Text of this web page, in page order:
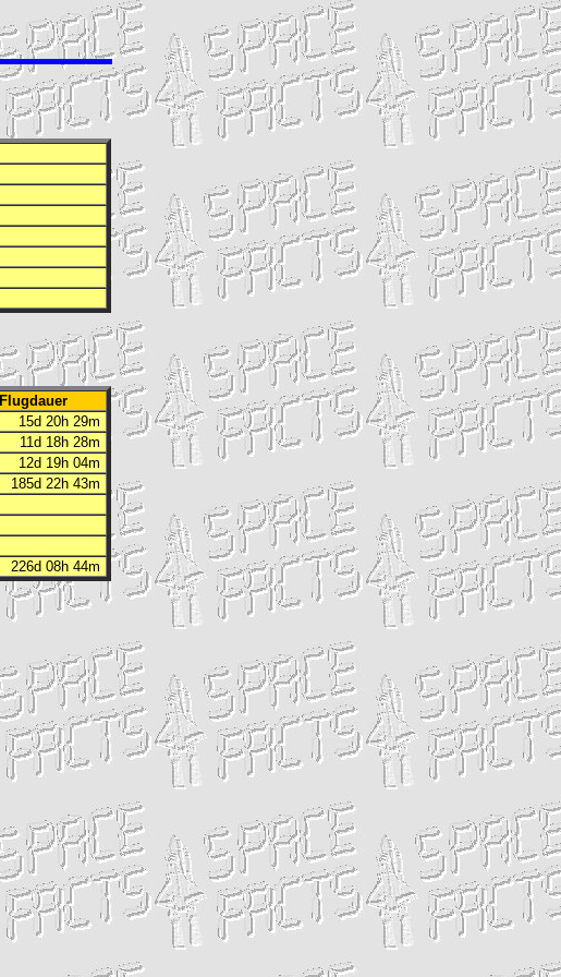
Flugdauer
15d 20h 29m
11d 18h 28m
12d 19h 04m
185d 22h 43m
226d 08h 44m